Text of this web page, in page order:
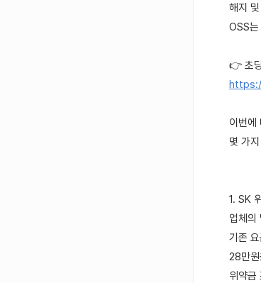
해지
OSS는
👉 초
이번에
몇 가
1. SK
업체의
기존
28만원
위약금